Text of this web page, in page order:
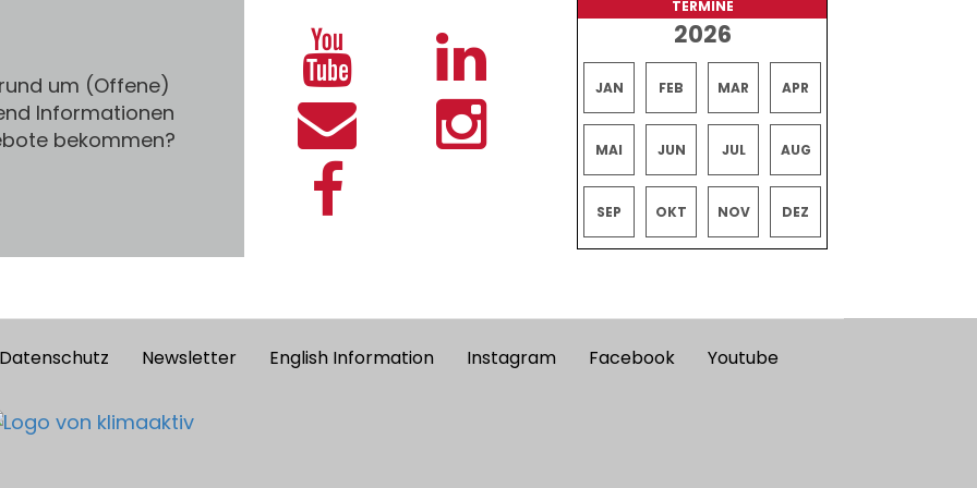
um (Offene)
Informationen
bekommen?
TERMINE
2026
JAN FEB MAR APR
MAI JUN JUL AUG
SEP OKT NOV DEZ
Datenschutz Newsletter English Information Instagram Facebook Youtube